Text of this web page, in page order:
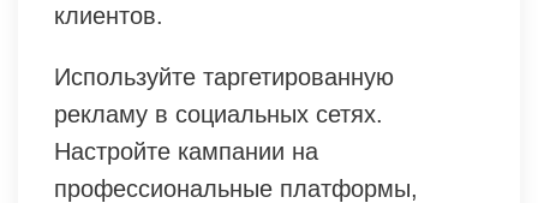
клиентов.
Используйте таргетированную
рекламу в социальных сетях.
Настройте кампании на
профессиональные платформы,